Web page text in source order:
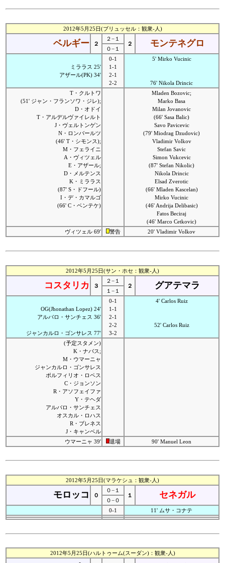
2012年5月25日(ブリュッセル：観衆-人)
ベルギー ２
２−１
２
モンテネグロ
０−１
ミララス 25'
アザール(PK) 34'
0-1
1-1
2-1
2-2
5' Mirko Vucinic
76' Nikola Drincic
T・クルトワ
(51' ジャン・フランソワ・ジレ);
D・オドイ
T・アルデルヴァイレルト
J・ヴェルトンゲン
N・ロンバールツ
(46' T・シモンス);
M・フェライニ
A・ヴィツェル
E・アザール;
D・メルテンス
K・ミララス
(87' S・ドフール)
I・デ・カマルゴ
(66' C・ベンテケ)
Mladen Bozovic;
Marko Basa
Milan Jovanovic
(66' Sasa Balic)
Savo Pavicevic
(79' Miodrag Dzudovic)
Vladimir Volkov
Stefan Savic
Simon Vukcevic
(87' Stefan Nikolic)
Nikola Drincic
Elsad Zverotic
(66' Mladen Kascelan)
Mirko Vucinic
(46' Andrija Delibasic)
Fatos Beciraj
(46' Marco Cetkovic)
ヴィツェル 69'
警告 20' Vladimir Volkov
2012年5月25日(サン・ホセ：観衆-人)
コスタリカ ３
２−１
２
グアテマラ
１−１
OG(Jhonathan Lopez) 24'
アルバロ・サンチェス 36'
ジャンカルロ・ゴンサレス 77'
0-1
1-1
2-1
2-2
3-2
4' Carlos Ruiz
52' Carlos Ruiz
(予定スタメン)
K・ナバス;
M・ウマーニャ
ジャンカルロ・ゴンサレス
ポルフィリオ・ロペス
C・ジョンソン
R・アソフェイファ
Y・テヘダ
アルバロ・サンチェス
オスカル・ロハス
R・ブレネス
J・キャンベル
ウマーニャ 39'
退場 90' Manuel Leon
2012年5月25日(マラケシュ：観衆-人)
モロッコ ０
０−１
１
セネガル
０−０
0-1
11' ムサ・コナテ
2012年5月25日(ハルトゥーム(スーダン)：観衆-人)